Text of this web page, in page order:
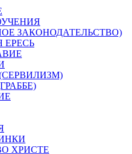
ЗАКОНОДАТЕЛЬСТВО)
ЕРЕСЬ
ХРИСТЕ